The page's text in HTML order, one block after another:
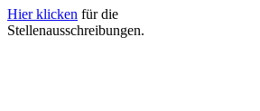
Hier klicken für die
Stellenausschreibungen.